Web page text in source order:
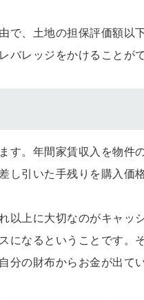
で、土地の担保評価額以
バレッジをかけることが
す。年間家賃収入を物件
し引いた手残りを購入価
以上に大切なのがキャッ
になるということです。
分の財布からお金が出て